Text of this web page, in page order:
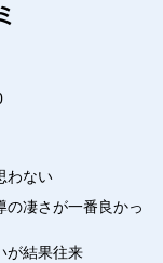
わない
の凄さが一番良かっ
が結果往来